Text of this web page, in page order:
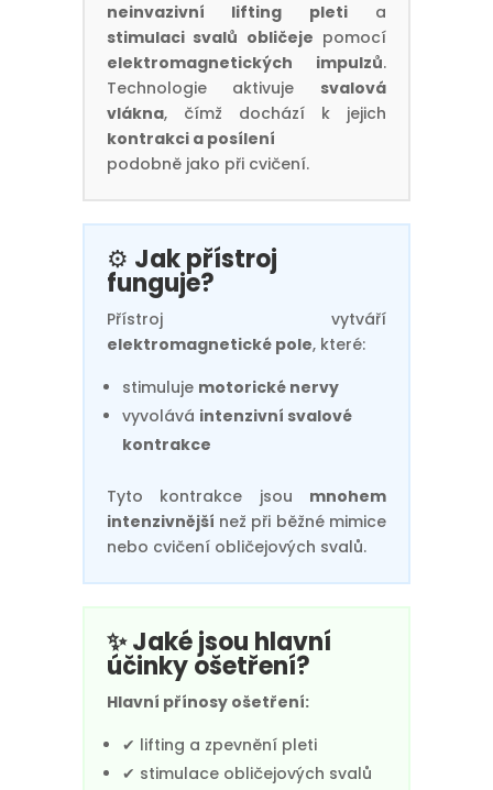
neinvazivní lifting pletia
stimulaci svalů obličeje pomocí
elektromagnetických impulzů.
Technologie aktivuje svalová
vlákna, čímž dochází k jejich
kontrakci a posílení
podobně jako při cvičení.
⚙️ Jak přístroj
funguje?
Přístroj vytváří
elektromagnetické pole, které:
stimuluje motorické nervy
vyvolává intenzivní svalové
kontrakce
Tyto kontrakce jsou mnohem
intenzivnější než při běžné mimice
nebo cvičení obličejových svalů.
✨ Jaké jsou hlavní
účinky ošetření?
Hlavní přínosy ošetření:
✔ lifting a zpevnění pleti
✔ stimulace obličejových svalů